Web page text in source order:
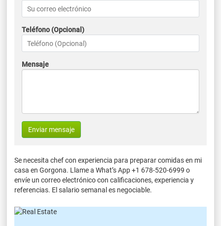
Teléfono (Opcional)
Mensaje
Enviar mensaje
Se necesita chef con experiencia para preparar comidas en mi
casa en Gorgona. Llame a What’s App +1 678-520-6999 o
envíe un correo electrónico con calificaciones, experiencia y
referencias. El salario semanal es negociable.